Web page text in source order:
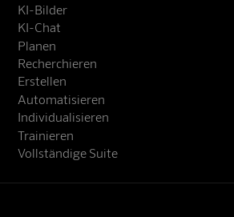
KI-Bilder
KI-Chat
Planen
Recherchieren
Erstellen
Automatisieren
Individualisieren
Trainieren
Vollständige Suite